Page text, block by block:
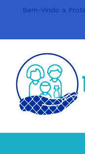
Bem-Vindo a